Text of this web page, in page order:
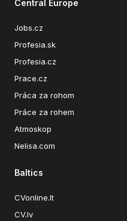
Central Europe
Jobs.cz
Profesia.sk
Profesia.cz
Prace.cz
Práca za rohom
Práce za rohem
Atmoskop
Nelisa.com
Baltics
CVonline.lt
CV.lv